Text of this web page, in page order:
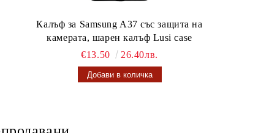
Калъф за Samsung A37 със защита на
камерата, шарен калъф Lusi case
€13.50
26.40лв.